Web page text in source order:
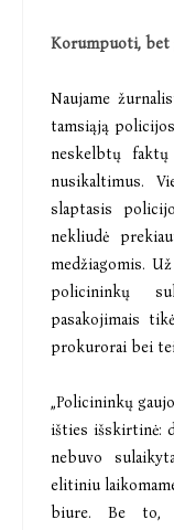
Korumpuoti,
Naujame
tamsiąją
neskelbtų
nusikaltimus.
slaptasis
nekliudė
medžiagomis.
policininkų
pasakojimais
prokurorai bei
„Policininkų
išties išskirtinė:
nebuvo
elitiniu
biure. Be to,